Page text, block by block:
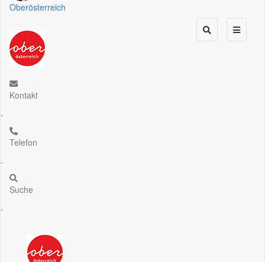
Oberösterreich
Kontakt
.
Telefon
.
Suche
.